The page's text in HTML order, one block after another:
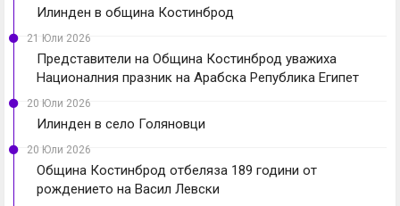
Илинден в община Костинброд
21 Юли 2026
Представители на Община Костинброд уважиха
Националния празник на Арабска Република Египет
20 Юли 2026
Илинден в село Голяновци
20 Юли 2026
Община Костинброд отбеляза 189 години от
рождението на Васил Левски